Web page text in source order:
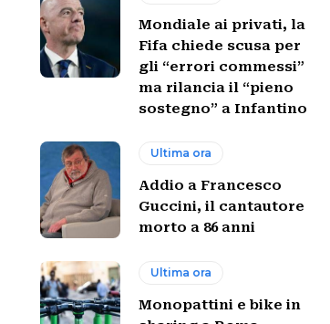
Mondiale ai privati, la
Fifa chiede scusa per
gli “errori commessi”
ma rilancia il “pieno
sostegno” a Infantino
Ultima ora
Addio a Francesco
Guccini, il cantautore
morto a 86 anni
Ultima ora
Monopattini e bike in